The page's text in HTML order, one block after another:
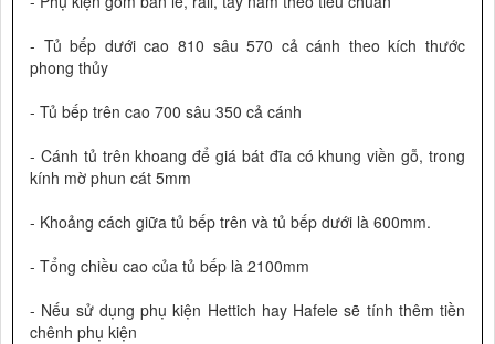
- Tủ bếp dưới cao 810 sâu 570 cả cánh theo kích thước
phong thủy
- Tủ bếp trên cao 700 sâu 350 cả cánh
- Cánh tủ trên khoang để giá bát đĩa có khung viền gỗ, trong
kính mờ phun cát 5mm
- Khoảng cách giữa tủ bếp trên và tủ bếp dưới là 600mm.
- Tổng chiều cao của tủ bếp là 2100mm
- Nếu sử dụng phụ kiện Hettich hay Hafele sẽ tính thêm tiền
chênh phụ kiện